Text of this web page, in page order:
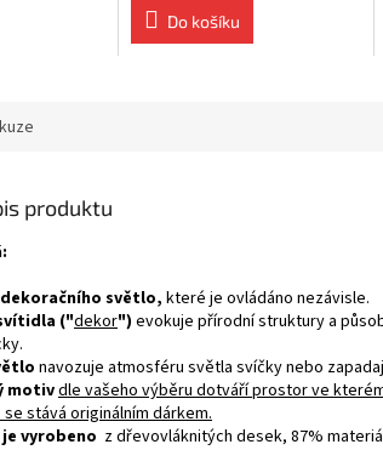
Do košíku
produktu
světlo, které je ovládáno nezávisle.
("dekor") evokuje přírodní struktury a
navozuje atmosféru světla svíčky nebo
motivdle vašeho výběru dotváří prostor ve
stává originálním dárkem.
vyrobeno z dřevovláknitých desek, 87%